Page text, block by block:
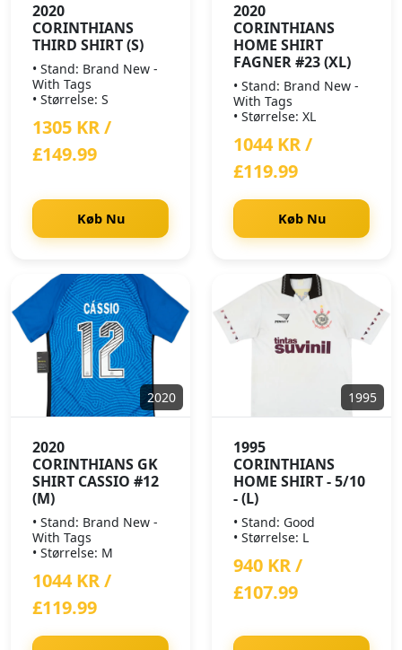
2020
CORINTHIANS
THIRD SHIRT (S)
• Stand: Brand New -
With Tags
• Størrelse: S
1305 KR /
£149.99
Køb Nu
2020
CORINTHIANS
HOME SHIRT
FAGNER #23 (XL)
• Stand: Brand New -
With Tags
• Størrelse: XL
1044 KR /
£119.99
Køb Nu
2020
2020
CORINTHIANS GK
SHIRT CASSIO #12
(M)
• Stand: Brand New -
With Tags
• Størrelse: M
1044 KR /
£119.99
1995
1995
CORINTHIANS
HOME SHIRT - 5/10
- (L)
• Stand: Good
• Størrelse: L
940 KR /
£107.99